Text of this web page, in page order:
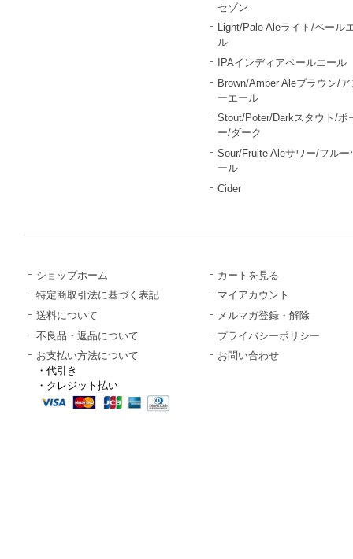
セゾン
Light/Pale Aleライト/ペール
ル
IPAインディアペールエール
Brown/Amber Aleブラウン/ア
ーエール
Stout/Poter/Darkスタウト/ポ
ー/ダーク
Sour/Fruite Aleサワー/フルー
ール
Cider
ショップホーム
特定商取引法に基づく表記
送料について
不良品・返品について
お支払い方法について
・代引き
・クレジット払い
カートを見る
マイアカウント
メルマガ登録・解除
プライバシーポリシー
お問い合わせ